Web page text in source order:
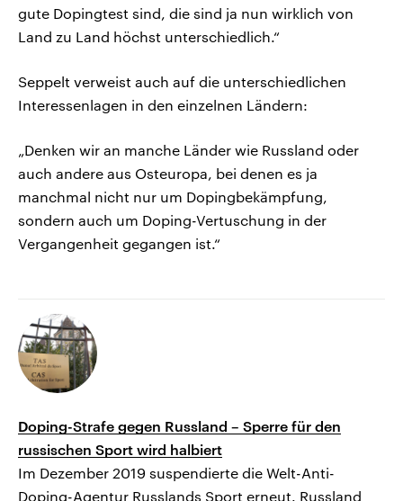
gute Dopingtest sind, die sind ja nun wirklich von
Land zu Land höchst unterschiedlich.“
Seppelt verweist auch auf die unterschiedlichen
Interessenlagen in den einzelnen Ländern:
„Denken wir an manche Länder wie Russland oder
auch andere aus Osteuropa, bei denen es ja
manchmal nicht nur um Dopingbekämpfung,
sondern auch um Doping-Vertuschung in der
Vergangenheit gegangen ist.“
Doping-Strafe gegen Russland – Sperre für den
russischen Sport wird halbiert
Im Dezember 2019 suspendierte die Welt-Anti-
Doping-Agentur Russlands Sport erneut. Russland